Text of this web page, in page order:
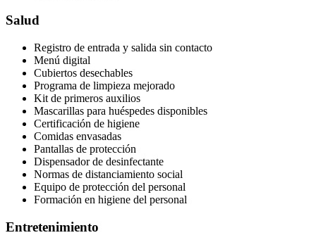
Salud
Registro de entrada y salida sin contacto
Menú digital
Cubiertos desechables
Programa de limpieza mejorado
Kit de primeros auxilios
Mascarillas para huéspedes disponibles
Certificación de higiene
Comidas envasadas
Pantallas de protección
Dispensador de desinfectante
Normas de distanciamiento social
Equipo de protección del personal
Formación en higiene del personal
Entretenimiento